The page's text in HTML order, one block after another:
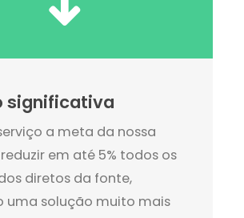
significativa
a meta da nossa
em até 5% todos os
diretos da fonte,
uma solução muito mais